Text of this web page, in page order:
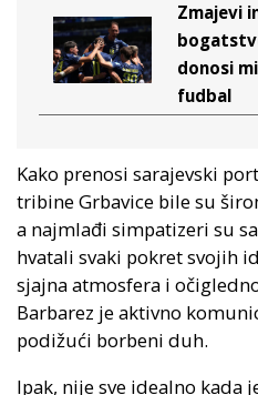
Zmajevi
donosi
fudbal
Kako prenosi sarajevski
tribine Grbavice bile su
a najmlađi simpatizeri su
hvatali svaki pokret svojih
sjajna atmosfera i
Barbarez je aktivno
podižući borbeni duh.
Ipak, nije sve idealno kada